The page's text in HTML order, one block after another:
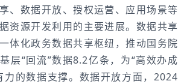
、数据开放、授权运营、应用场景等
资源开发利用的主要进展。数据共享
体化政务数据共享枢纽，推动国务院
层“回流”数据8.2亿条，为“高效办成
力的数据支撑。数据开放方面，2024